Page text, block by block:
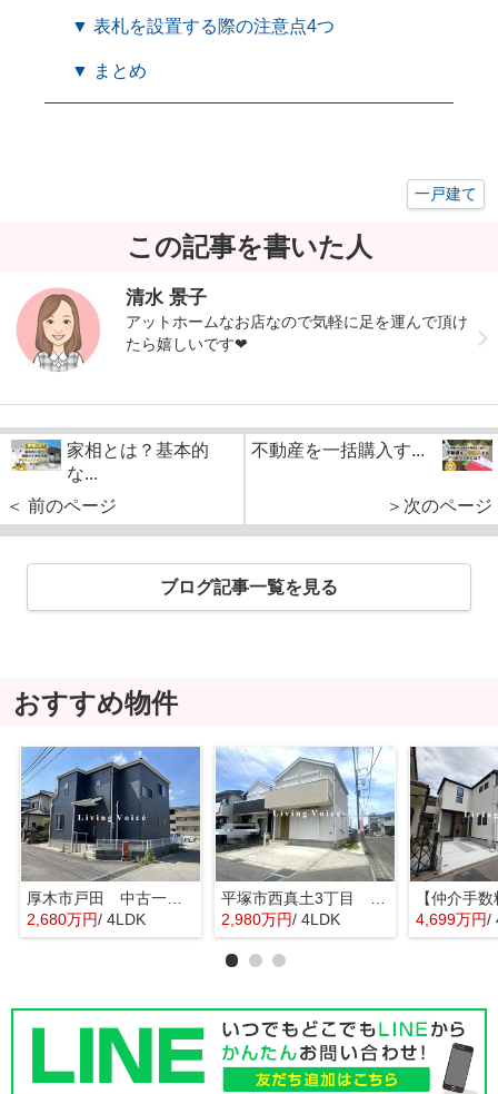
▼ 表札を設置する際の注意点4つ
▼ まとめ
一戸建て
この記事を書いた人
清水 景子
アットホームなお店なので気軽に足を運んで頂け
たら嬉しいです❤︎
家相とは？基本的
な...
＜ 前のページ
不動産を一括購入す...
＞次のページ
ブログ記事一覧を見る
おすすめ物件
厚木市戸田 中古一戸建て
2,680万円/ 4LDK
2,980万円/ 4LDK 4,699万円/